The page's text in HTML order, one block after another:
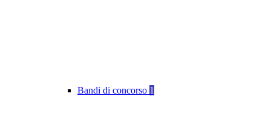
Bandi di concorso 1